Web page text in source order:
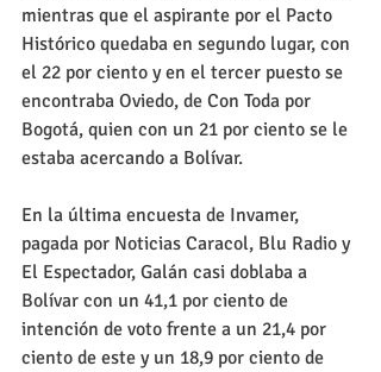
mientras que el aspirante por el Pacto
Histórico quedaba en segundo lugar, con
el 22 por ciento y en el tercer puesto se
encontraba Oviedo, de Con Toda por
Bogotá, quien con un 21 por ciento se le
estaba acercando a Bolívar.
En la última encuesta de Invamer,
pagada por Noticias Caracol, Blu Radio y
El Espectador, Galán casi doblaba a
Bolívar con un 41,1 por ciento de
intención de voto frente a un 21,4 por
ciento de este y un 18,9 por ciento de